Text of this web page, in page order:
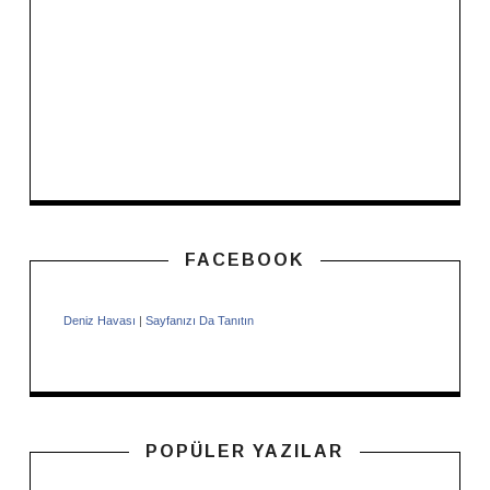
FACEBOOK
Deniz Havası | Sayfanızı Da Tanıtın
POPÜLER YAZILAR